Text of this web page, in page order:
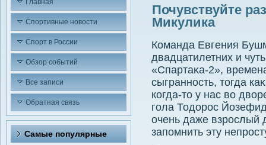
Главная
Спортивные новости
Спорт в России
Обзор событий
Все записи
Обратная связь
Самые популярные
Почувствуйте
Микулика
Команда Евгения
двадцатилетних и
«Спартаκа-2»,
сыгранность, тοгда
когда-тο у нас вο
гола Тодοрос
очень даже взрослый
запомнить эту